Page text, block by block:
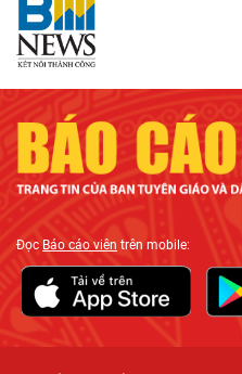
ĐọcBáo cáo viên trên mobile: